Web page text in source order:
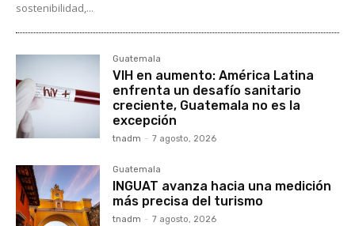
sostenibilidad,...
Guatemala
VIH en aumento: América Latina
enfrenta un desafío sanitario
creciente, Guatemala no es la
excepción
tnadm - 7 agosto, 2026
Guatemala
INGUAT avanza hacia una medición
más precisa del turismo
tnadm - 7 agosto, 2026